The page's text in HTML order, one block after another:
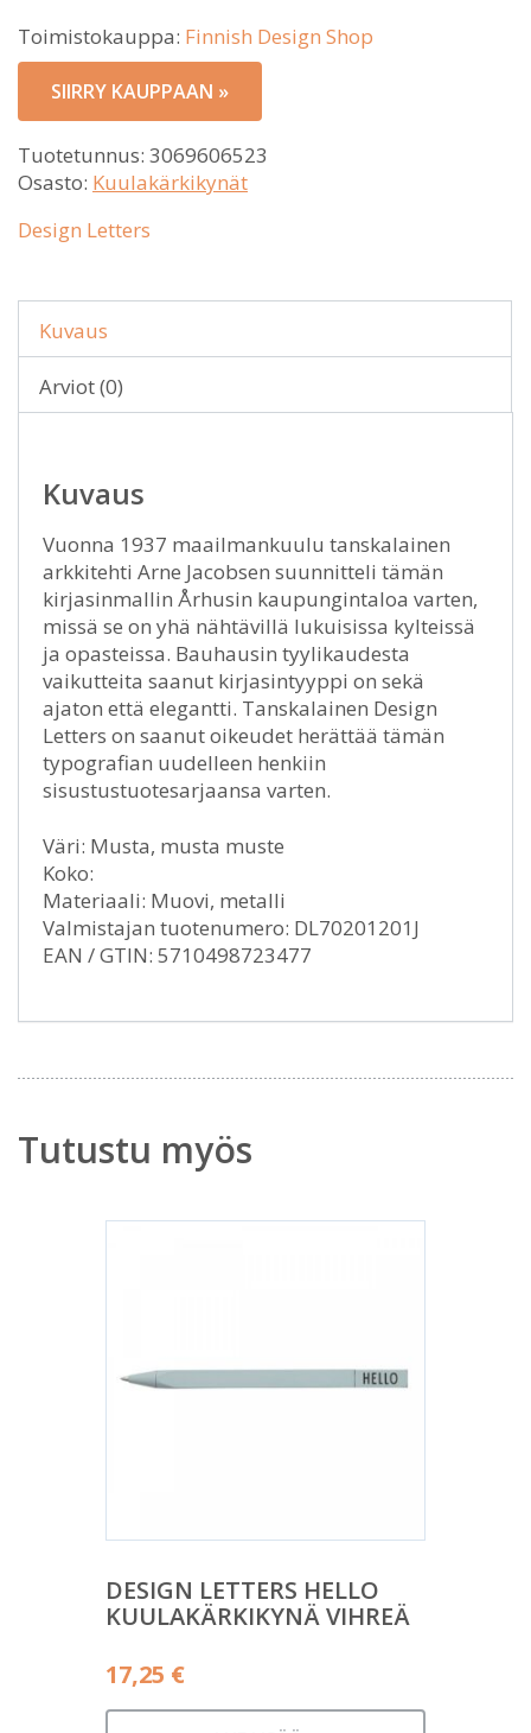
Toimistokauppa: Finnish Design Shop
SIIRRY KAUPPAAN »
Tuotetunnus: 3069606523
Osasto: Kuulakärkikynät
Design Letters
Kuvaus
Arviot (0)
Kuvaus
Vuonna 1937 maailmankuulu tanskalainen
arkkitehti Arne Jacobsen suunnitteli tämän
kirjasinmallin Århusin kaupungintaloa varten,
missä se on yhä nähtävillä lukuisissa kylteissä
ja opasteissa. Bauhausin tyylikaudesta
vaikutteita saanut kirjasintyyppi on sekä
ajaton että elegantti. Tanskalainen Design
Letters on saanut oikeudet herättää tämän
typografian uudelleen henkiin
sisustustuotesarjaansa varten.
Väri: Musta, musta muste
Koko:
Materiaali: Muovi, metalli
Valmistajan tuotenumero: DL70201201J
EAN / GTIN: 5710498723477
Tutustu myös
DESIGN LETTERS HELLO
KUULAKÄRKIKYNÄ VIHREÄ
17,25 €